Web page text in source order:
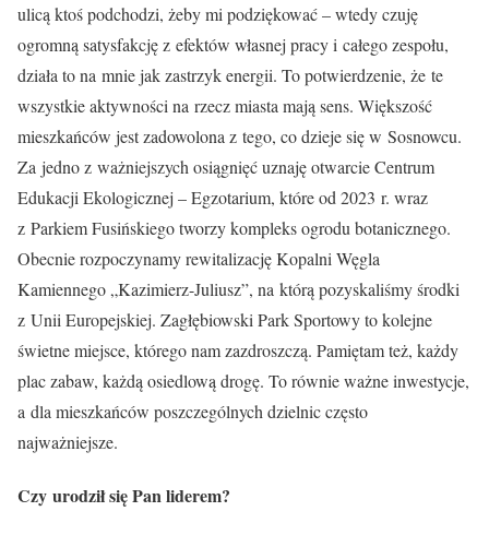
ulicą ktoś podchodzi, żeby mi podziękować – wtedy czuję
ogromną satysfakcję z efektów własnej pracy i całego zespołu,
działa to na mnie jak zastrzyk energii. To potwierdzenie, że te
wszystkie aktywności na rzecz miasta mają sens. Większość
mieszkańców jest zadowolona z tego, co dzieje się w Sosnowcu.
Za jedno z ważniejszych osiągnięć uznaję otwarcie Centrum
Edukacji Ekologicznej – Egzotarium, które od 2023 r. wraz
z Parkiem Fusińskiego tworzy kompleks ogrodu botanicznego.
Obecnie rozpoczynamy rewitalizację Kopalni Węgla
Kamiennego „Kazimierz-Juliusz”, na którą pozyskaliśmy środki
z Unii Europejskiej. Zagłębiowski Park Sportowy to kolejne
świetne miejsce, którego nam zazdroszczą. Pamiętam też, każdy
plac zabaw, każdą osiedlową drogę. To równie ważne inwestycje,
a dla mieszkańców poszczególnych dzielnic często
najważniejsze.
Czy urodził się Pan liderem?